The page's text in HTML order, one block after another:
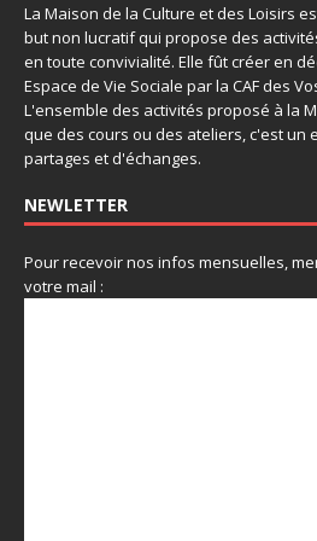
La Maison de la Culture et des Loisirs
but non lucratif qui propose des
en toute convivialité. Elle fût créer en
Espace de Vie Sociale par la CAF des
L'ensemble des activités proposé à la
que des cours ou des ateliers, c'est un
partages et d'échanges.
NEWLETTER
Pour recevoir nos infos mensuelles,
votre mail :